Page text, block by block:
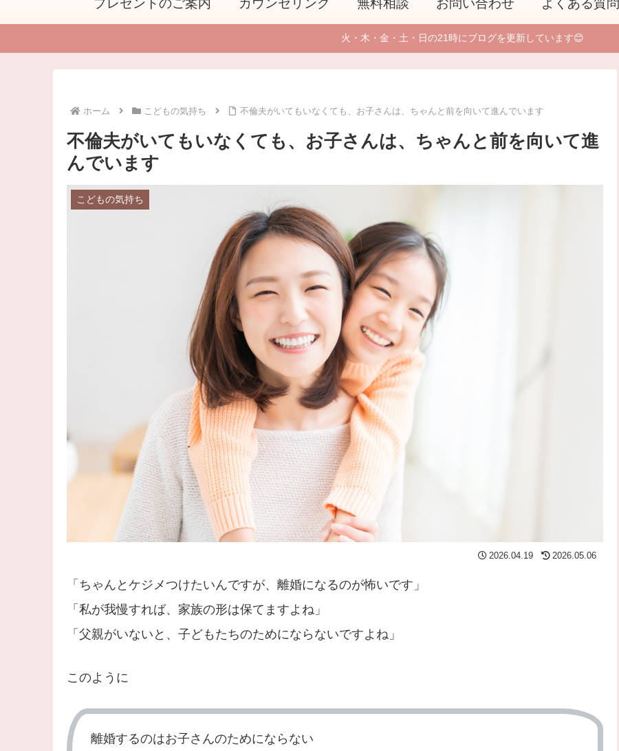
プレゼントのご案内 カウンセリング 無料相談 お問い合わせ よくある質問
火・木・金・土・日の21時にブログを更新しています😊
ホーム こどもの気持ち 不倫夫がいてもいなくても、お子さんは、ちゃんと前を向いて進んでいます
不倫夫がいてもいなくても、お子さんは、ちゃんと前を向いて進
んでいます
こどもの気持ち
2026.04.19 2026.05.06
「ちゃんとケジメつけたいんですが、離婚になるのが怖いです」
「私が我慢すれば、家族の形は保てますよね」
「父親がいないと、子どもたちのためにならないですよね」
このように
離婚するのはお子さんのためにならない